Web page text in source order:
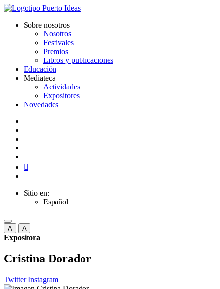
Sobre nosotros
Nosotros
Festivales
Premios
Libros y publicaciones
Educación
Mediateca
Actividades
Expositores
Novedades
Sitio en:
Español
A A
Expositora
Cristina Dorador
Twitter Instagram